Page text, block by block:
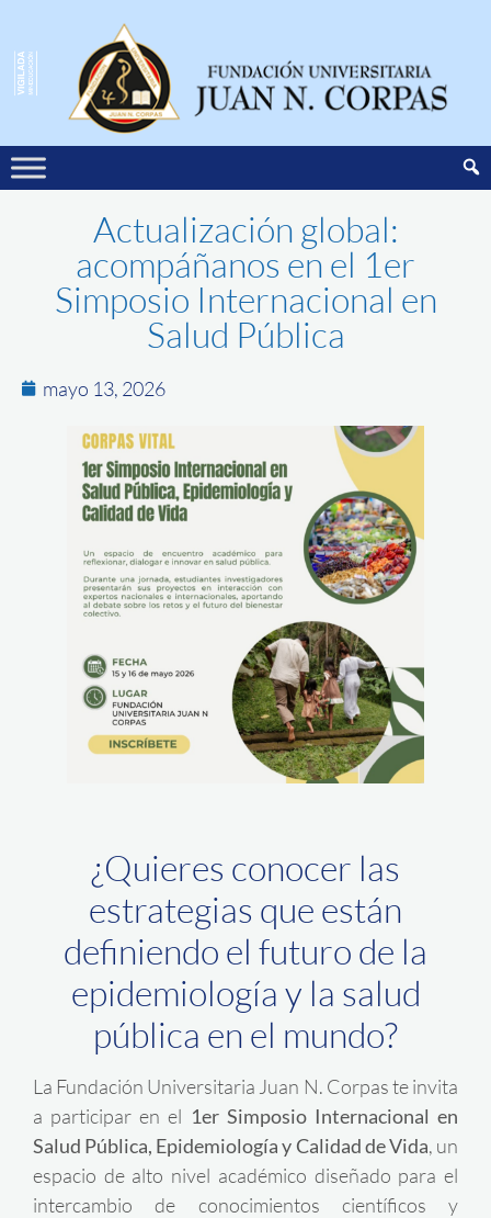
Actualización global:
acompáñanos en el 1er
Simposio Internacional en
Salud Pública
mayo 13, 2026
¿Quieres conocer las
estrategias que están
definiendo el futuro de la
epidemiología y la salud
pública en el mundo?
La Fundación Universitaria Juan N. Corpas te invita
a participar en el 1er Simposio Internacional en
Salud Pública, Epidemiología y Calidad de Vida, un
espacio de alto nivel académico diseñado para el
intercambio de conocimientos científicos y